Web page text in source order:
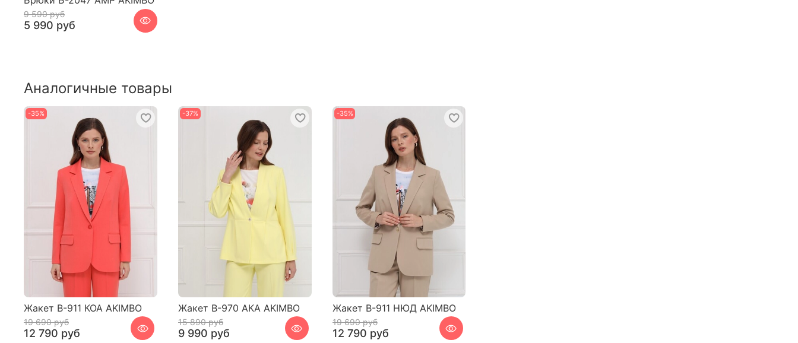
9 590 руб
5 990 руб
Аналогичные товары
-35%
Жакет В-911 КОА AKIMBO
19 690 руб
12 790 руб
-37%
Жакет В-970 АКА AKIMBO
15 890 руб
9 990 руб
-35%
Жакет В-911 НЮД AKIMBO
19 690 руб
12 790 руб